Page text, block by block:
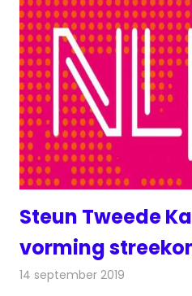
Steun Tweede
vorming
14 september 2019